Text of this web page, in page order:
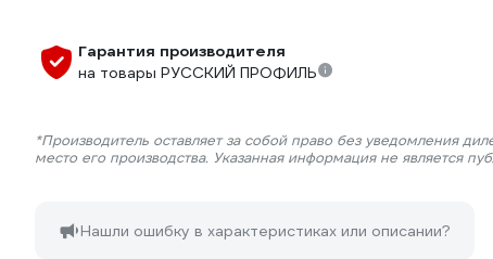
Гарантия производителя
на товары РУССКИЙ ПРОФИЛЬ
*Производитель оставляет за собой право без уведомления
место его производства. Указанная информация не является
Нашли ошибку в характеристиках или описании?